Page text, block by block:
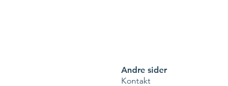
Andre sider
Kontakt